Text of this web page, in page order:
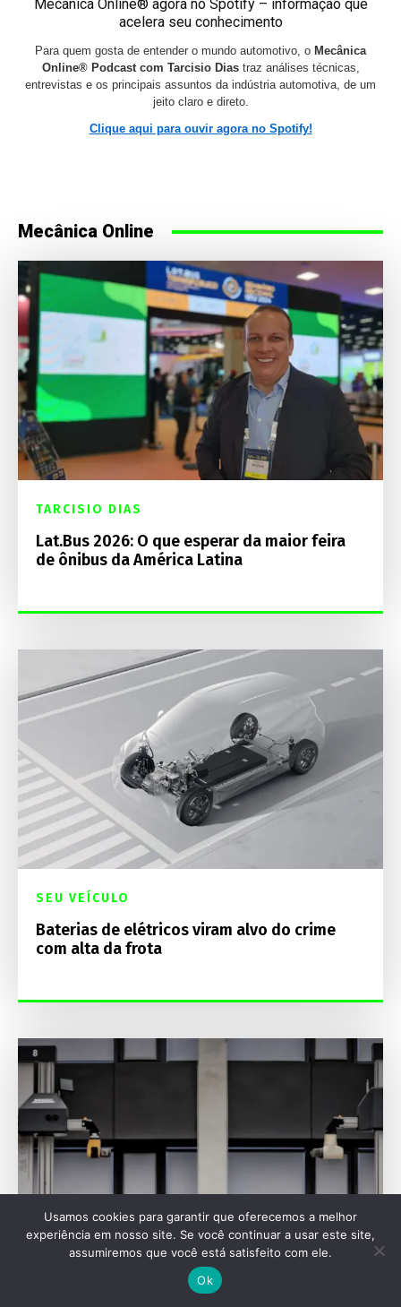
Mecânica Online® agora no Spotify – informação que
acelera seu conhecimento
Para quem gosta de entender o mundo automotivo, o Mecânica
Online® Podcast com Tarcisio Diastraz análises técnicas,
entrevistas e os principais assuntos da indústria automotiva, de um
jeito claro e direto.
Clique aqui para ouvir agora no Spotify!
Mecânica Online
TARCISIO DIAS
Lat.Bus 2026: O que esperar da maior feira
de ônibus da América Latina
SEU VEÍCULO
Baterias de elétricos viram alvo do crime
com alta da frota
Usamos cookies para garantir que oferecemos a melhor
experiência em nosso site. Se você continuar a usar este site,
assumiremos que você está satisfeito com ele.
Ok